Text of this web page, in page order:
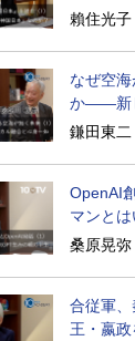
密と未来
賴住光子
なぜ空
か――新
ために
鎌田東二
OpenAI
マンとは
か
桑原晃弥
合従軍
王・嬴政